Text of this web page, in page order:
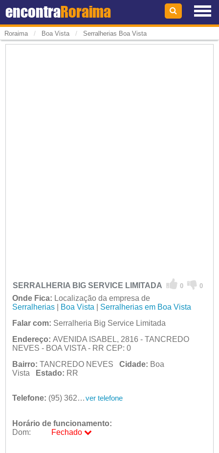
encontraRoraima
Roraima / Boa Vista / Serralherias Boa Vista
SERRALHERIA BIG SERVICE LIMITADA 0 0
Onde Fica: Localização da empresa de
Serralherias| Boa Vista
Serralherias em Boa Vista
Falar com: Serralheria Big Service Limitada
Endereço: AVENIDA ISABEL, 2816 - TANCREDO
NEVES - BOA VISTA - RR CEP: 0
Bairro: TANCREDO NEVES Cidade: Boa
Vista
Estado: RR
Telefone: (95) 3625-9199 ver telefone
Horário de funcionamento:
Dom:
Fechado